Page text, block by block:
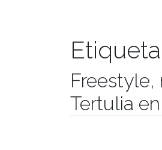
Freestyle,
Tertulia